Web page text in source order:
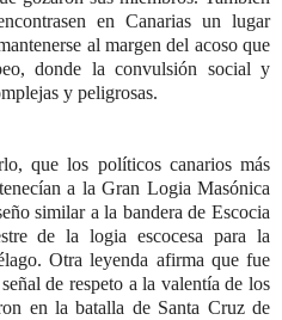
en Canarias un lugar
al margen del acoso que
donde la convulsión social y
y peligrosas.
que los políticos canarios más
a la Gran Logia Masónica
similar a la bandera de Escocia
de la logia escocesa para la
Otra leyenda afirma que fue
de respeto a la valentía de los
en la batalla de Santa Cruz de